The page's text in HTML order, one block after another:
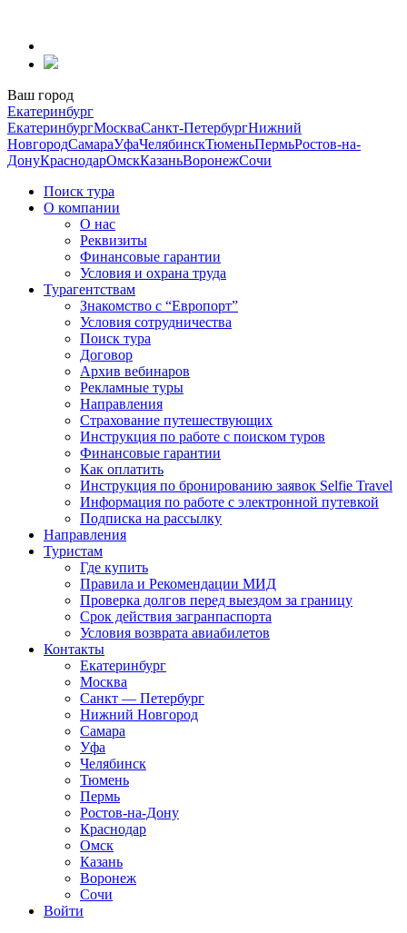
содержанию
Ваш город
Екатеринбург
ЕкатеринбургМоскваСанкт-ПетербургНижний
НовгородСамараУфаЧелябинскТюменьПермьРостов-на-
ДонуКраснодарОмскКазаньВоронежСочи
Поиск тура
О компании
О нас
Реквизиты
Финансовые гарантии
Условия и охрана труда
Турагентствам
Знакомство с “Европорт”
Условия сотрудничества
Поиск тура
Договор
Архив вебинаров
Рекламные туры
Направления
Страхование путешествующих
Инструкция по работе с поиском туров
Финансовые гарантии
Как оплатить
Инструкция по бронированию заявок Selfie Travel
Информация по работе с электронной путевкой
Подписка на рассылку
Направления
Туристам
Где купить
Правила и Рекомендации МИД
Проверка долгов перед выездом за границу
Срок действия загранпаспорта
Условия возврата авиабилетов
Контакты
Екатеринбург
Москва
Санкт — Петербург
Нижний Новгород
Самара
Уфа
Челябинск
Тюмень
Пермь
Ростов-на-Дону
Краснодар
Омск
Казань
Воронеж
Сочи
Войти